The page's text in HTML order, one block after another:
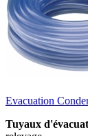
Evacuation
Tuyaux